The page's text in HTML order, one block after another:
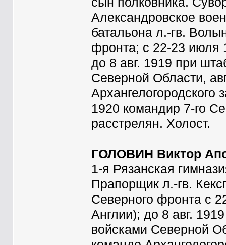
Александровское
батальона л.-гв.
фронта; с 22-23 июля
до 8 авг. 1919 при
Северной Области,
Архангелогородского
1920 командир 7-го
расстрелян. Холост.
ГОЛОВИН Виктор
1-я Рязанская
Прапорщик л.-гв.
Северного фронта с
Англии); до 8 авг.
войсками Северной